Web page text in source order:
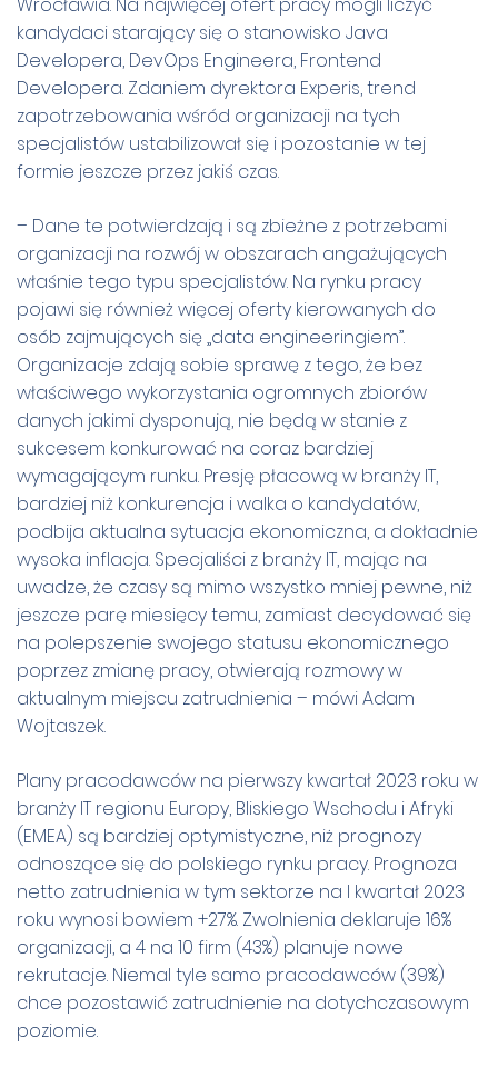
Wrocławia. Na najwięcej ofert pracy mogli liczyć
kandydaci starający się o stanowisko Java
Developera, DevOps Engineera, Frontend
Developera. Zdaniem dyrektora Experis, trend
zapotrzebowania wśród organizacji na tych
specjalistów ustabilizował się i pozostanie w tej
formie jeszcze przez jakiś czas.
– Dane te potwierdzają i są zbieżne z potrzebami
organizacji na rozwój w obszarach angażujących
właśnie tego typu specjalistów. Na rynku pracy
pojawi się również więcej oferty kierowanych do
osób zajmujących się „data engineeringiem”.
Organizacje zdają sobie sprawę z tego, że bez
właściwego wykorzystania ogromnych zbiorów
danych jakimi dysponują, nie będą w stanie z
sukcesem konkurować na coraz bardziej
wymagającym runku. Presję płacową w branży IT,
bardziej niż konkurencja i walka o kandydatów,
podbija aktualna sytuacja ekonomiczna, a dokładnie
wysoka inflacja. Specjaliści z branży IT, mając na
uwadze, że czasy są mimo wszystko mniej pewne, niż
jeszcze parę miesięcy temu, zamiast decydować się
na polepszenie swojego statusu ekonomicznego
poprzez zmianę pracy, otwierają rozmowy w
aktualnym miejscu zatrudnienia – mówi Adam
Wojtaszek.
Plany pracodawców na pierwszy kwartał 2023 roku w
branży IT regionu Europy, Bliskiego Wschodu i Afryki
(EMEA) są bardziej optymistyczne, niż prognozy
odnoszące się do polskiego rynku pracy. Prognoza
netto zatrudnienia w tym sektorze na I kwartał 2023
roku wynosi bowiem +27%. Zwolnienia deklaruje 16%
organizacji, a 4 na 10 firm (43%) planuje nowe
rekrutacje. Niemal tyle samo pracodawców (39%)
chce pozostawić zatrudnienie na dotychczasowym
poziomie.